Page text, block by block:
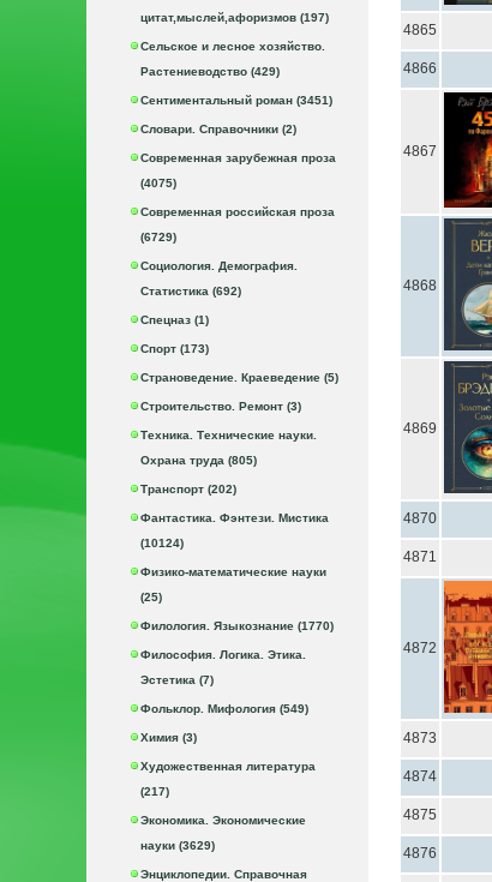
цитат,мыслей,афоризмов (197)
Сельское и лесное хозяйство.
Растениеводство (429)
Сентиментальный роман (3451)
Словари. Справочники (2)
Современная зарубежная проза
(4075)
Современная российская проза
(6729)
Социология. Демография.
Статистика (692)
Спецназ (1)
Спорт (173)
Страноведение. Краеведение (5)
Строительство. Ремонт (3)
Техника. Технические науки.
Охрана труда (805)
Транспорт (202)
Фантастика. Фэнтези. Мистика
(10124)
Физико-математические науки
(25)
Филология. Языкознание (1770)
Философия. Логика. Этика.
Эстетика (7)
Фольклор. Мифология (549)
Химия (3)
Художественная литература
(217)
Экономика. Экономические
науки (3629)
Энциклопедии. Справочная
4865
4866
4867
4868
4869
4870
4871
4872
4873
4874
4875
4876